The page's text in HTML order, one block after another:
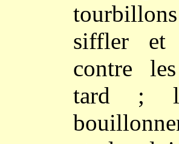
siffler et
contre
tard ;